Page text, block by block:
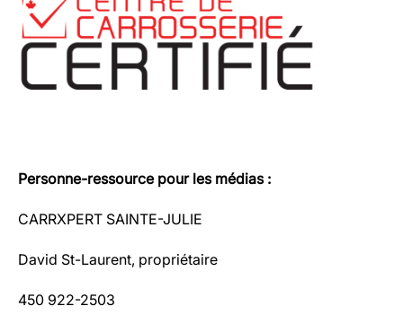
Personne-ressource pour les médias :
CARRXPERT SAINTE-JULIE
David St-Laurent, propriétaire
450 922-2503